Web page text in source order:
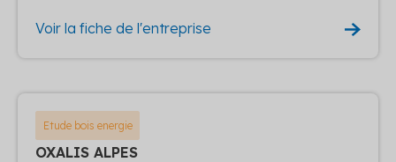
Voir la fiche de l'entreprise
Etude bois energie
OXALIS ALPES